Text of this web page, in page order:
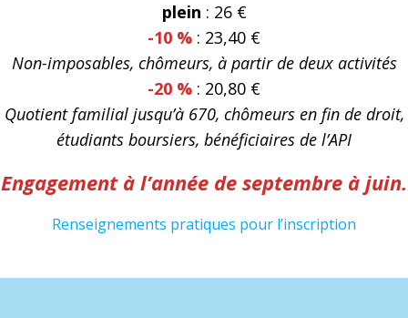
plein : 26 €
-10 % : 23,40 €
Non-imposables, chômeurs, à partir de deux activités
-20 % : 20,80 €
Quotient familial jusqu’à 670, chômeurs en fin de droit,
étudiants boursiers, bénéficiaires de l’API
Engagement à l’année de septembre à juin.
Renseignements pratiques pour l’inscription